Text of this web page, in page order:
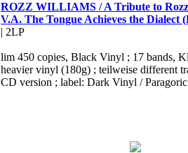
ROZZ WILLIAMS / A Tribute to
V.A. The Tongue Achieves the Dialect
| 2LP
lim 450 copies, Black Vinyl ; 17 bands,
heavier vinyl (180g) ; teilweise different
CD version ; label: Dark Vinyl / Paragoric